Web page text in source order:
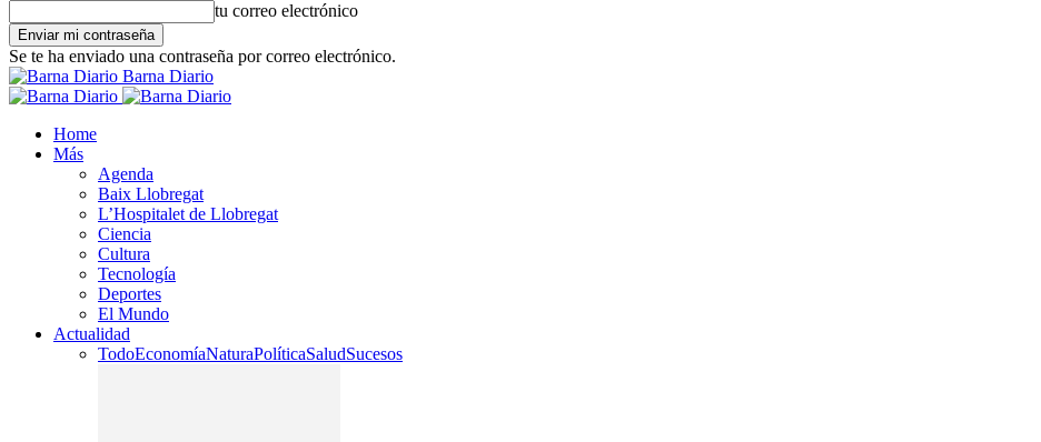
tu correo electrónico
Se te ha enviado una contraseña por correo electrónico.
Barna Diario
Home
Más
Agenda
Baix Llobregat
L’Hospitalet de Llobregat
Ciencia
Cultura
Tecnología
Deportes
El Mundo
Actualidad
TodoEconomíaNaturaPolíticaSaludSucesos